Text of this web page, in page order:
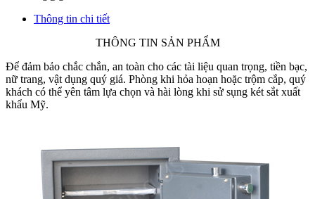
Thông tin chi tiết
THÔNG TIN SẢN PHẨM
Để đảm bảo chắc chắn, an toàn cho các tài liệu quan trọng, tiền bạc,
nữ trang, vật dụng quý giá. Phòng khi hỏa hoạn hoặc trộm cắp, quý
khách có thể yên tâm lựa chọn và hài lòng khi sử sụng két sắt xuất
khẩu Mỹ.